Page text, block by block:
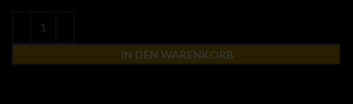
IN DEN WARENKORB